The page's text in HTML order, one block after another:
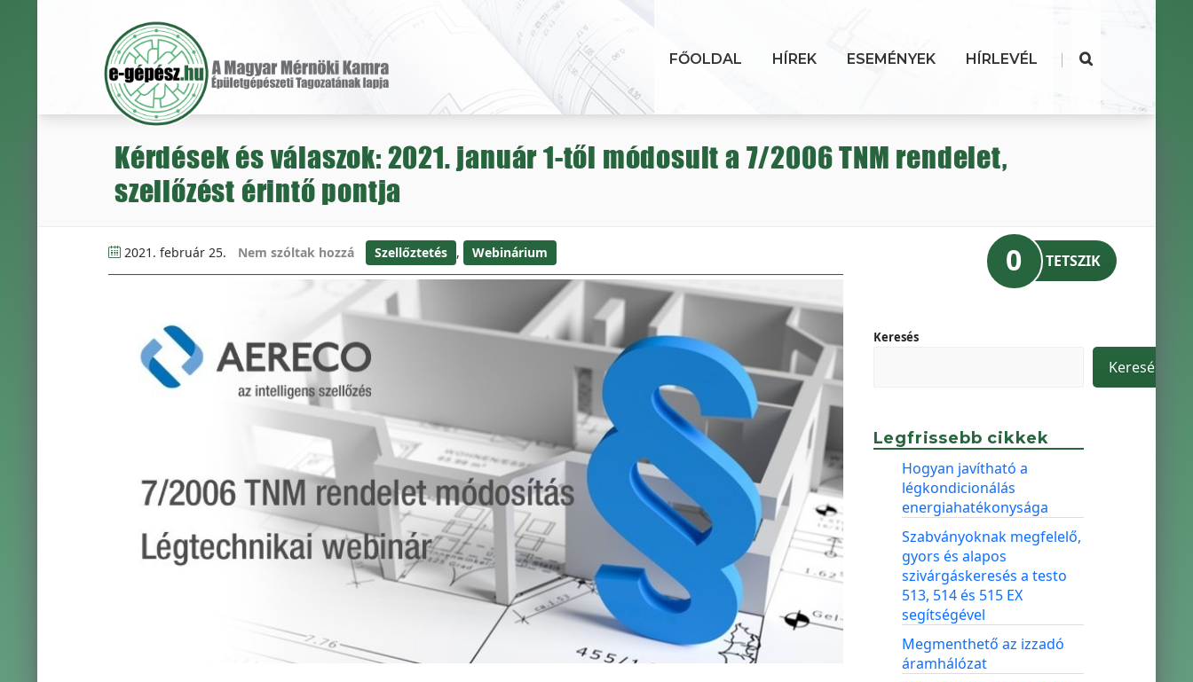
FŐOLDAL HÍREK ESEMÉNYEK HÍRLEVÉL |
Kérdések és válaszok: 2021. január 1-től módosult a 7/2006 TNM rendelet,
szellőzést érintő pontja
2021. február 25. Nem szóltak hozzá Szellőztetés , Webinárium 0 TETSZIK
Keresés
Keresés
Legfrissebb cikkek
Hogyan javítható a
légkondicionálás
energiahatékonysága
Szabványoknak megfelelő,
gyors és alapos
szivárgáskeresés a testo
513, 514 és 515 EX
segítségével
Megmenthető az izzadó
áramhálózat